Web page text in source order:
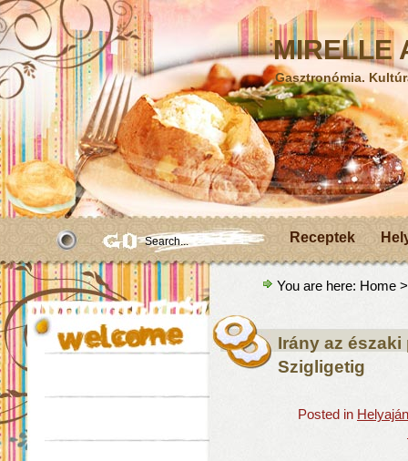
MIRELLE
Gasztronómia.
Receptek
You are here: Home
Irány az
Szigligetig
Posted in